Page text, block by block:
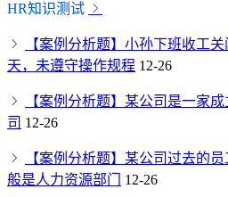
HR知识测试
【案例分析题】小孙下班收工
天，未遵守操作规程 12-26
【案例分析题】某公司是一家
司 12-26
【案例分析题】某公司过去的
般是人力资源部门
12-26